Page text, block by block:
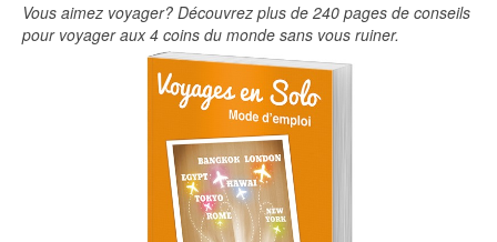
Vous aimez voyager? Découvrez plus de 240 pages de conseils
pour voyager aux 4 coins du monde sans vous ruiner.